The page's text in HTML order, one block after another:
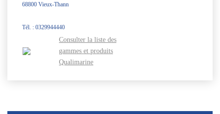
68800 Vieux-Thann
Tél. : 0329944440
Consulter la liste des
gammes et produits
Qualimarine